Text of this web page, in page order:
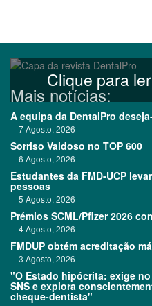
Clique para ler
Mais notícias:
A equipa da DentalPro
7 Agosto, 2026
Sorriso Vaidoso no TOP 600
6 Agosto, 2026
Estudantes da FMD-UCP
pessoas
5 Agosto, 2026
Prémios SCML/Pfizer 2026
4 Agosto, 2026
FMDUP obtém acreditação
3 Agosto, 2026
"O Estado hipócrita: exige
SNS e explora
cheque-dentista"